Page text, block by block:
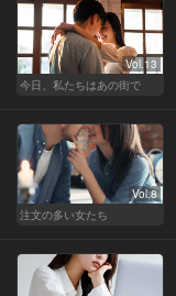
Vol.13
今日、私たちはあの街で
Vol.8
注文の多い女たち